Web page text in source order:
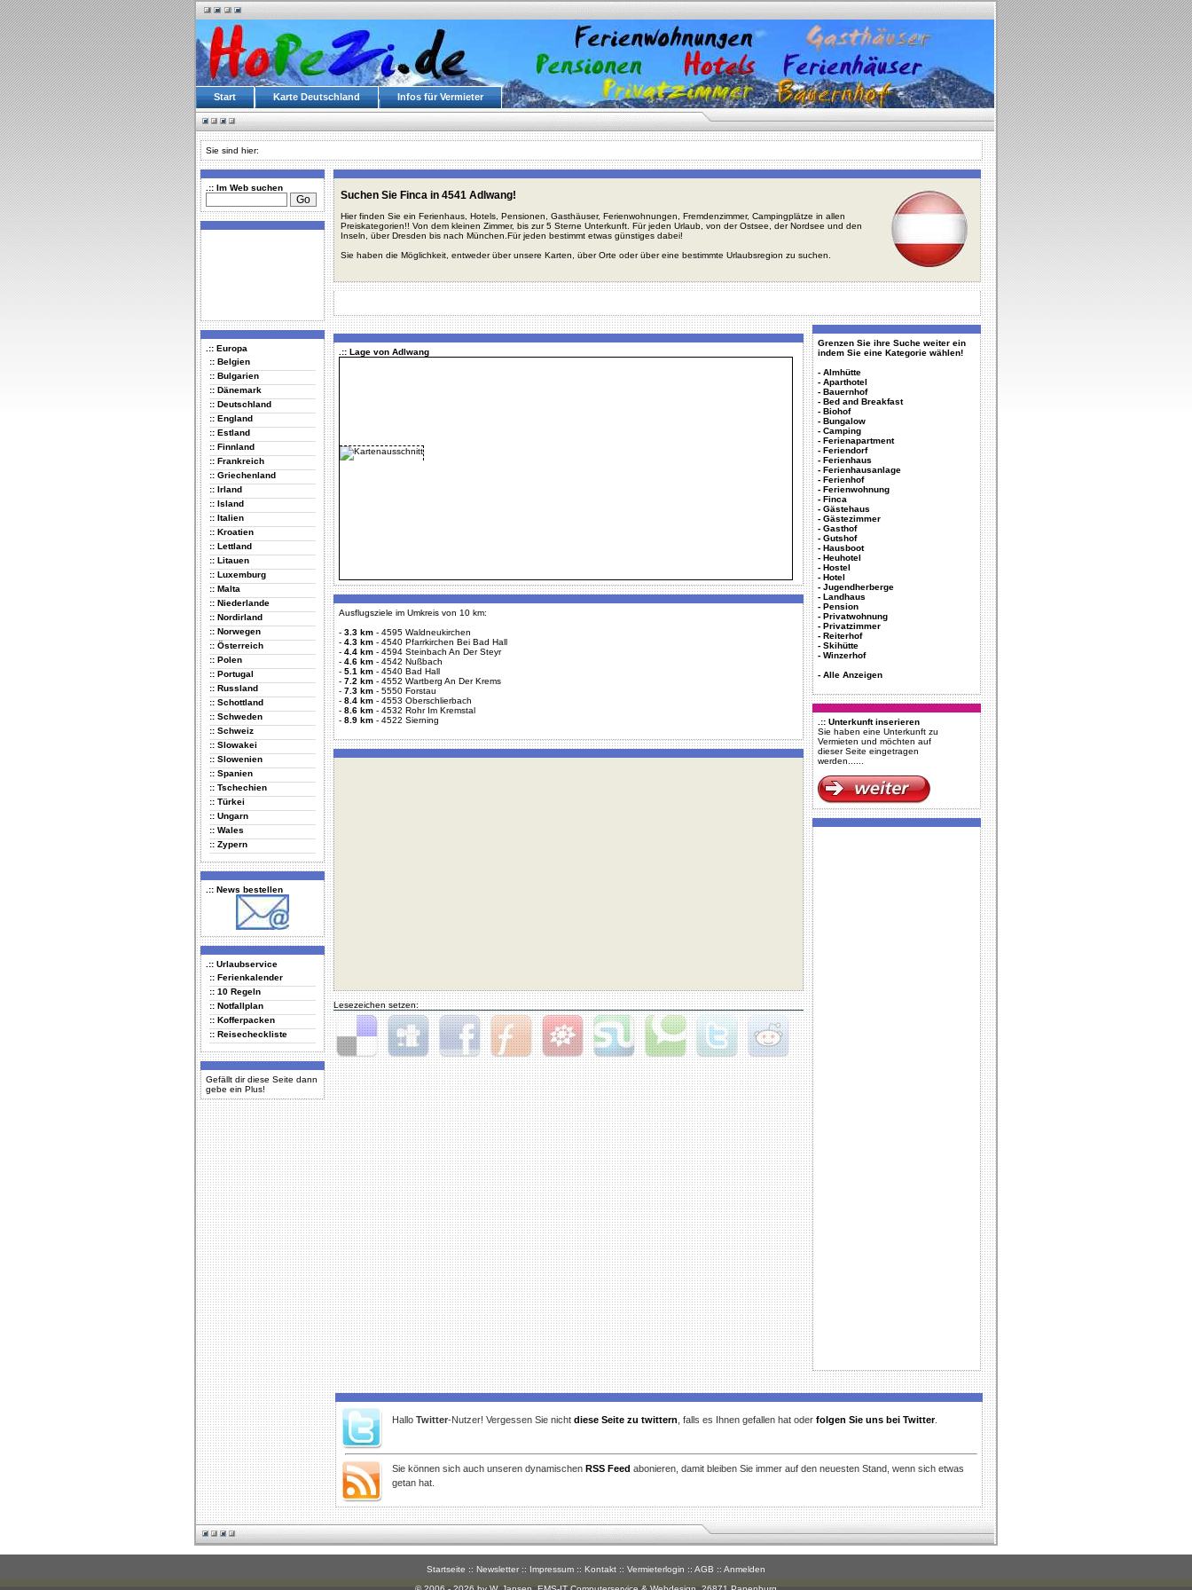
Start Karte Deutschland Infos für Vermieter
Sie sind hier:
.:: Im Web suchen
.:: Europa
:: Belgien
:: Bulgarien
:: Dänemark
:: Deutschland
:: England
:: Estland
:: Finnland
:: Frankreich
:: Griechenland
:: Irland
:: Island
:: Italien
:: Kroatien
:: Lettland
:: Litauen
:: Luxemburg
:: Malta
:: Niederlande
:: Nordirland
:: Norwegen
:: Österreich
:: Polen
:: Portugal
:: Russland
:: Schottland
:: Schweden
:: Schweiz
:: Slowakei
:: Slowenien
:: Spanien
:: Tschechien
:: Türkei
:: Ungarn
:: Wales
:: Zypern
.:: News bestellen
.:: Urlaubservice
:: Ferienkalender
:: 10 Regeln
:: Notfallplan
:: Kofferpacken
:: Reisecheckliste
Gefällt dir diese Seite dann
gebe ein Plus!
Suchen Sie Finca in 4541 Adlwang!
Hier finden Sie ein Ferienhaus, Hotels, Pensionen, Gasthäuser, Ferienwohnungen, Fremdenzimmer, Campingplätze in allen
Preiskategorien!! Von dem kleinen Zimmer, bis zur 5 Sterne Unterkunft. Für jeden Urlaub, von der Ostsee, der Nordsee und den
Inseln, über Dresden bis nach München.Für jeden bestimmt etwas günstiges dabei!
Sie haben die Möglichkeit, entweder über unsere Karten, über Orte oder über eine bestimmte Urlaubsregion zu suchen.
.:: Lage von Adlwang
Ausflugsziele im Umkreis von 10 km:
- 3.3 km - 4595 Waldneukirchen
- 4.3 km - 4540 Pfarrkirchen Bei Bad Hall
- 4.4 km - 4594 Steinbach An Der Steyr
- 4.6 km - 4542 Nußbach
- 5.1 km - 4540 Bad Hall
- 7.2 km - 4552 Wartberg An Der Krems
- 7.3 km - 5550 Forstau
- 8.4 km - 4553 Oberschlierbach
- 8.6 km - 4532 Rohr Im Kremstal
- 8.9 km - 4522 Sierning
Lesezeichen setzen:
Delicious Digg Facebook Furl StudiVZ StumbleUponTechnorati Twitter Reddit
Grenzen Sie ihre Suche weiter ein
indem Sie eine Kategorie wählen!
- Almhütte
- Aparthotel
- Bauernhof
- Bed and Breakfast
- Biohof
- Bungalow
- Camping
- Ferienapartment
- Feriendorf
- Ferienhaus
- Ferienhausanlage
- Ferienhof
- Ferienwohnung
- Finca
- Gästehaus
- Gästezimmer
- Gasthof
- Gutshof
- Hausboot
- Heuhotel
- Hostel
- Hotel
- Jugendherberge
- Landhaus
- Pension
- Privatwohnung
- Privatzimmer
- Reiterhof
- Skihütte
- Winzerhof
- Alle Anzeigen
.:: Unterkunft inserieren
Sie haben eine Unterkunft zu
Vermieten und möchten auf
dieser Seite eingetragen
werden......
Hallo Twitter-Nutzer! Vergessen Sie nicht diese Seite zu twittern , falls es Ihnen gefallen hat oder folgen Sie uns bei Twitter.
Sie können sich auch unseren dynamischen RSS Feed abonieren, damit bleiben Sie immer auf den neuesten Stand, wenn sich etwas
getan hat.
Startseite :: Newsletter :: Impressum :: Kontakt :: Vermieterlogin :: AGB :: Anmelden